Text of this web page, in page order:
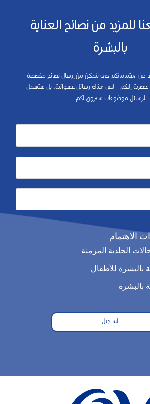
للمزيد من نصائح العناية
بالبشرة
عن اهتماماتكم حتى نتمكن من إرسال نصائح مخصصة
حصرية إليكم – ليس هناك رسائل عشوائية، بل ستشمل
الرسائل موضوعات ستروق لكم.
الاهتمام
الجلدية المزمنة
بالبشرة للأطفال
بالبشرة
التسجيل